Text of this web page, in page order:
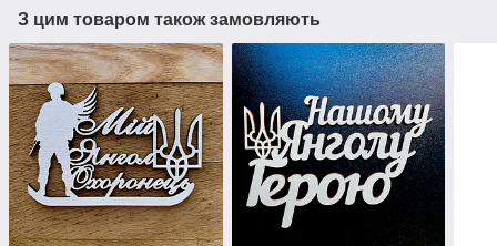
З цим товаром також замовляють